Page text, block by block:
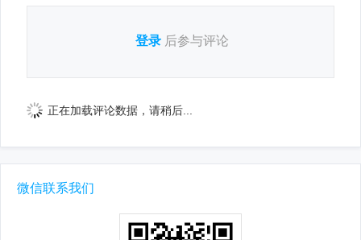
登录 后参与评论
正在加载评论数据，请稍后...
微信联系我们